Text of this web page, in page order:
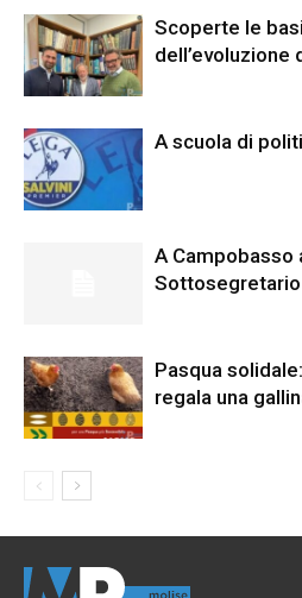
Scoperte le
dell’evoluzione
A scuola di
A Campobasso
Sottosegretario
Pasqua
regala una